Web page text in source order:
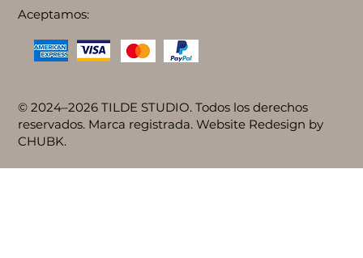
© 2024–2026 TILDE STUDIO. Todos los derechos
reservados. Marca registrada. Website Redesign by
CHUBK.
Aceptamos: